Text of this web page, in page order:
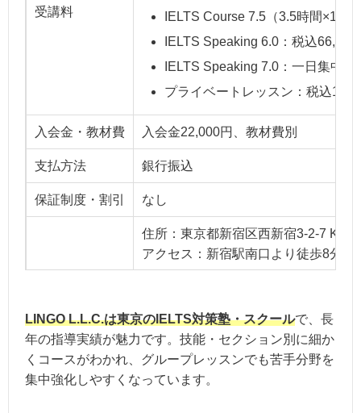
受講料
IELTS Course 7.5（3.5時間×10
IELTS Speaking 6.0：税込66,000
IELTS Speaking 7.0：一日集中
プライベートレッスン：税込
入会金・教材費 入会金22,000円、教材費別
支払方法 銀行振込
保証制度・割引 なし
住所：東京都新宿区西新宿3-2-7 KDX
アクセス：新宿駅南口より徒歩8分
【営業時間】コースによって曜日・
LINGO L.L.C.は東京のIELTS対策塾・スクールで、長
年の指導実績が魅力です。技能・セクション別に細か
くコースがわかれ、グループレッスンでも苦手分野を
集中強化しやすくなっています。